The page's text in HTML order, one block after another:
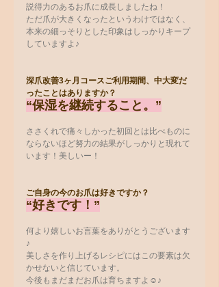
説得力のあるお爪に成長しましたね！
ただ爪が大きくなったというわけではなく、
本来の細っそりとした印象はしっかりキープ
していますよ♪
深爪改善3ヶ月コースご利用期間、中大変だ
ったことはありますか？
“保湿を継続すること。”
ささくれで痛々しかった初回とは比べものに
ならないほど努力の結果がしっかりと現れて
います！美しいー！
ご自身の今のお爪は好きですか？
“好きです！”
何より嬉しいお言葉をありがとうございます
♪
美しさを作り上げるレシピにはこの要素は欠
かせないと信じています。
今後もまだまだお爪は育ちますよ☺♪